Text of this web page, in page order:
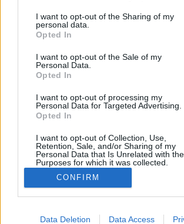
not limited to your visit or usage behaviour.
grant or deny consent to Google and its
use your data for below specified purposes
consent section.
I want to opt-out of the Sharing of my
personal data.
Opted In
I want to opt-out of the Sale of my
Personal Data.
Opted In
I want to opt-out of processing my
Personal Data for Targeted Advertising.
Opted In
I want to opt-out of Collection, Use,
Retention, Sale, and/or Sharing of my
Personal Data that Is Unrelated with the
Purposes for which it was collected.
Opted Out
Google consents
I want to allow Google to enable
CONFIRM
Data Deletion Data Access
Ha nem tudod milyen
akkor neked ez kell!
bringasandras 2014. április 20.
Többször kértek már tőlem tanácsot
körből, hogy milyen kerékpárt
maguknak. Ez a kérdés így
válaszolható meg véleményem szerint.
elhamarkodott, a partnert lerázó
rögtön rávágnánk, hogy "persze,